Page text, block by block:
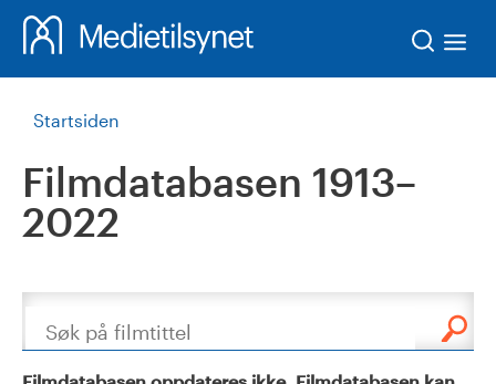
Startsiden
Filmdatabasen 1913–
2022
Søk